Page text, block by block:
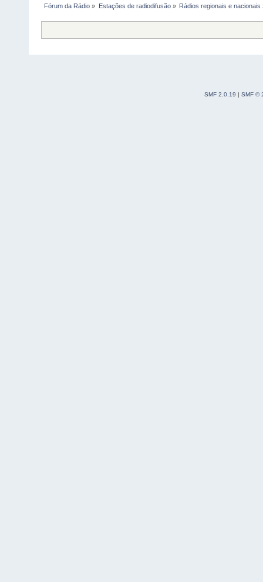
Fórum da Rádio » Estações de radiodifusão» Rádios regionais e nacionais
SMF 2.0.19 | SMF ©